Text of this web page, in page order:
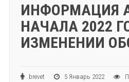
ИНФОРМАЦИЯ
НАЧАЛА 2022
ИЗМЕНЕНИИ
brevet 5 Январь 2022